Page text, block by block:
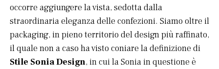
occorre aggiungere la vista, sedotta dalla
straordinaria eleganza delle confezioni. Siamo oltre il
packaging, in pieno territorio del design più raffinato,
il quale non a caso ha visto coniare la definizione di
Stile Sonia Design, in cui la Sonia in questione è